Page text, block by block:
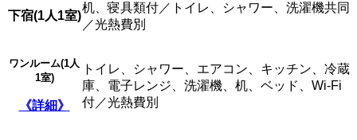
下宿(1人1室)
机、寝具類付／トイレ、シャワー、洗濯機共同
／光熱費別
ワンルーム(1人
1室)
《詳細》
トイレ、シャワー、エアコン、キッチン、冷蔵
庫、電子レンジ、洗濯機、机、ベッド、Wi-Fi
付／光熱費別